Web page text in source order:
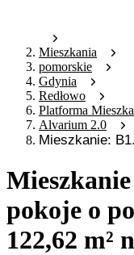
Mieszkania
pomorskie
Gdynia
Redłowo
Platforma
Alvarium 2.0
Mieszkanie:
pokoje o
122,62 m²